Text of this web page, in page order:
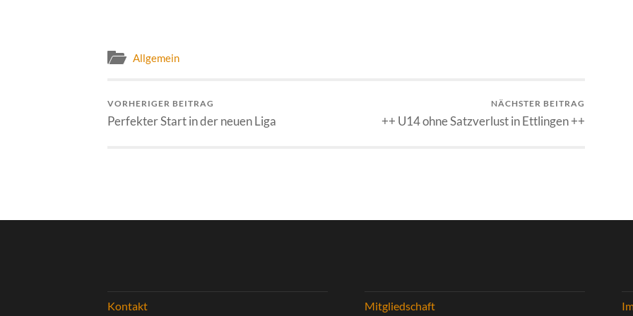
Allgemein
VORHERIGER BEITRAG
Perfekter Start in der neuen Liga
NÄCHSTER BEITRAG
++ U14 ohne Satzverlust in Ettlingen ++
Kontakt Mitgliedschaft